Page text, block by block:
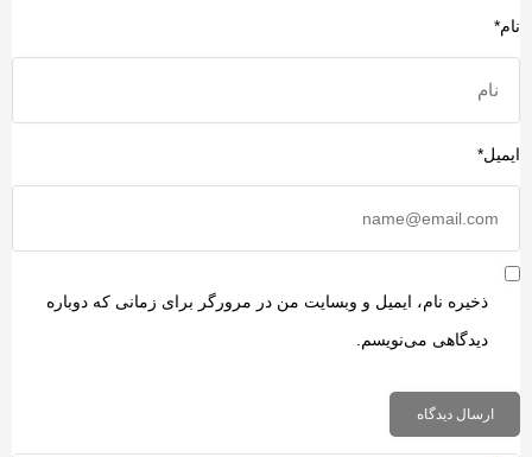
ذخیره نام، ایمیل و وبسایت من در مرورگر برای زمانی که دوباره
دیدگاهی می‌نویسم.